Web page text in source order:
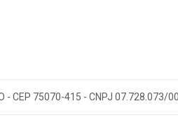
CEP 75070-415 - CNPJ 07.728.073/